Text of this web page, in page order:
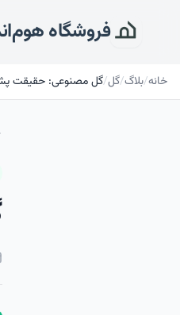
فروشگاه
خانه/بلاگ/گل/گل مصنوعی: حقیقت